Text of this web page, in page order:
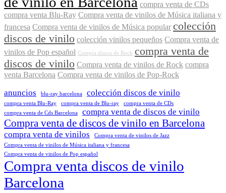
compra venta de CDs
compra venta Blu-Ray Compra venta de vinilos de Música italiana y
francesa Compra venta de vinilos de Música popular colección
discos de vinilo colección vinilos pequeños Compra venta de
vinilos de Pop español Compra discos de Rock compra venta de
discos de vinilo Compra venta de vinilos de Rock compra
venta Barcelona Compra venta de vinilos de Pop-Rock
anuncios blu-ray barcelona colección discos de vinilo
compra venta Blu-Ray compra venta de Blu-ray
compra venta de CDs
compra venta de Cds Barcelona
compra venta de discos de vinilo
Compra venta de discos de vinilo en Barcelona
compra venta de vinilos
Compra venta de vinilos de Jazz
Compra venta de vinilos de Música italiana y francesa
Compra venta de vinilos de Pop español
Compra venta discos de vinilo
Barcelona